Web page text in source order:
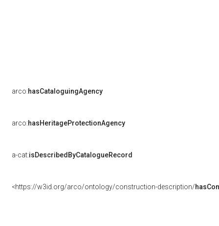
arco:hasCataloguingAgency
arco:hasHeritageProtectionAgency
a-cat:isDescribedByCatalogueRecord
<https://w3id.org/arco/ontology/construction-description/